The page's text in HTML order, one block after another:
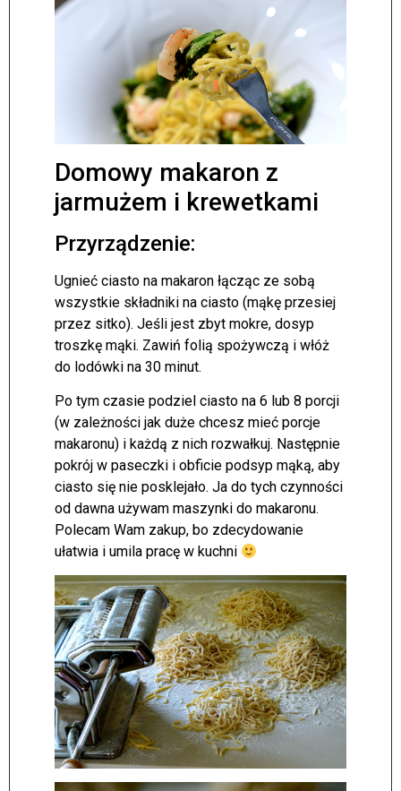
Domowy makaron z
jarmużem i krewetkami
Przyrządzenie:
Ugnieć ciasto na makaron łącząc ze sobą
wszystkie składniki na ciasto (mąkę przesiej
przez sitko). Jeśli jest zbyt mokre, dosyp
troszkę mąki. Zawiń folią spożywczą i włóż
do lodówki na 30 minut.
Po tym czasie podziel ciasto na 6 lub 8 porcji
(w zależności jak duże chcesz mieć porcje
makaronu) i każdą z nich rozwałkuj. Następnie
pokrój w paseczki i obficie podsyp mąką, aby
ciasto się nie posklejało. Ja do tych czynności
od dawna używam maszynki do makaronu.
Polecam Wam zakup, bo zdecydowanie
ułatwia i umila pracę w kuchni